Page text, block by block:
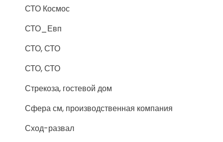
СТО Космос
СТО_Евп
СТО, СТО
СТО, СТО
Стрекоза, гостевой дом
Сфера см, производственная компания
Сход-развал